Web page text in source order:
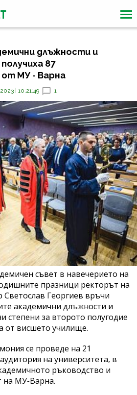
длъжности и
87
МУ - Варна
| 10:21:49 1
съвет в навечерието на
празници ректорът на
Георгиев връчи
академични длъжности и
степени за второто полугодие
от висшето училище.
се проведе на 21
на университета, в
ръководство и
на МУ-Варна.